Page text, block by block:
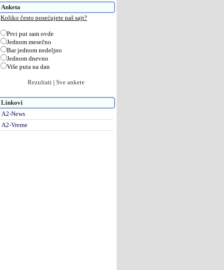
Anketa
Koliko često posećujete naš sajt?
Prvi put sam ovde
Jednom mesečno
Bar jednom nedeljno
Jednom dnevno
Više puta na dan
Rezultati | Sve ankete
Linkovi
A2-News
A2-Vreme